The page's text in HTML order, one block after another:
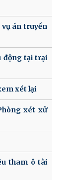
án truyền
động tại trại
xét lại
xét xử
tham ô tài